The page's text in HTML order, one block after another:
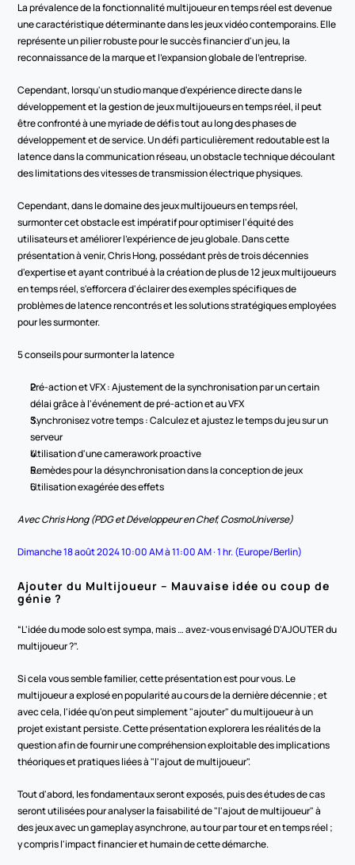
La prévalence de la fonctionnalité multijoueur en temps réel est devenue
une caractéristique déterminante dans les jeux vidéo contemporains. Elle
représente un pilier robuste pour le succès financier d'un jeu, la
reconnaissance de la marque et l'expansion globale de l'entreprise.
Cependant, lorsqu'un studio manque d'expérience directe dans le
développement et la gestion de jeux multijoueurs en temps réel, il peut
être confronté à une myriade de défis tout au long des phases de
développement et de service. Un défi particulièrement redoutable est la
latence dans la communication réseau, un obstacle technique découlant
des limitations des vitesses de transmission électrique physiques.
Cependant, dans le domaine des jeux multijoueurs en temps réel,
surmonter cet obstacle est impératif pour optimiser l'équité des
utilisateurs et améliorer l'expérience de jeu globale. Dans cette
présentation à venir, Chris Hong, possédant près de trois décennies
d'expertise et ayant contribué à la création de plus de 12 jeux multijoueurs
en temps réel, s'efforcera d'éclairer des exemples spécifiques de
problèmes de latence rencontrés et les solutions stratégiques employées
pour les surmonter.
5 conseils pour surmonter la latence
Pré-action et VFX : Ajustement de la synchronisation par un certain
délai grâce à l'événement de pré-action et au VFX
Synchronisez votre temps : Calculez et ajustez le temps du jeu sur un
serveur
Utilisation d'une camerawork proactive
Remèdes pour la désynchronisation dans la conception de jeux
Utilisation exagérée des effets
Avec Chris Hong (PDG et Développeur en Chef, CosmoUniverse)
Dimanche 18 août 2024 10:00 AM à 11:00 AM · 1 hr. (Europe/Berlin)
Ajouter du Multijoueur – Mauvaise idée ou coup de
génie ?
“L'idée du mode solo est sympa, mais … avez-vous envisagé D'AJOUTER du
multijoueur ?”.
Si cela vous semble familier, cette présentation est pour vous. Le
multijoueur a explosé en popularité au cours de la dernière décennie ; et
avec cela, l'idée qu'on peut simplement "ajouter" du multijoueur à un
projet existant persiste. Cette présentation explorera les réalités de la
question afin de fournir une compréhension exploitable des implications
théoriques et pratiques liées à "l'ajout de multijoueur".
Tout d'abord, les fondamentaux seront exposés, puis des études de cas
seront utilisées pour analyser la faisabilité de "l'ajout de multijoueur" à
des jeux avec un gameplay asynchrone, au tour par tour et en temps réel ;
y compris l'impact financier et humain de cette démarche.